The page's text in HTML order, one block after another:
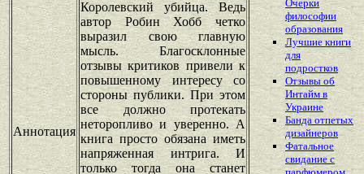
Аннотация
Королевский убийца. Ведь
автор Робин Хобб четко
выразил свою главную
мысль. Благосклонные
отзывы критиков привели к
повышенному интересу со
стороны публики. При этом
все должно протекать
неторопливо и уверенно. А
книга просто обязана иметь
напряженная интрига. И
только тогда она станет
Очерки
философии
образования
Лучшие книги
для
подростков
Отзывы об
Интайм в
Украине
Банда отпетых
дизайнеров
Фатальное
свидание с